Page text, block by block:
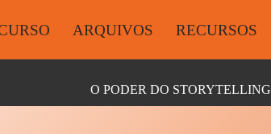
ARQUIVOS RECURSOS
O PODER DO STORYTELLING